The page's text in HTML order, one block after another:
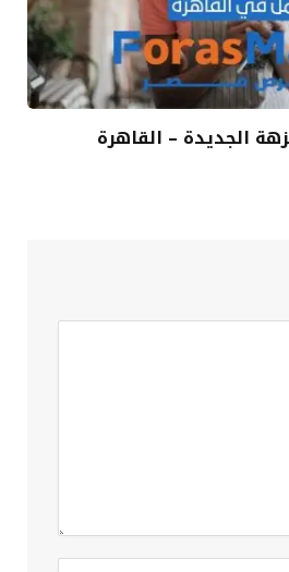
الجديدة – القاهرة